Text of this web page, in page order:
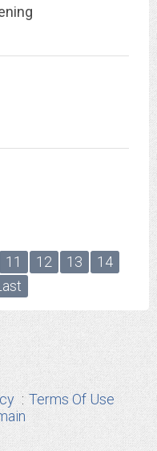
11 12 13
14
Terms Of Use